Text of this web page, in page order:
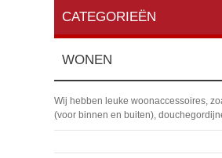
CATEGORIEËN
WONEN
Wij hebben leuke woonaccessoires,
(voor binnen en buiten),